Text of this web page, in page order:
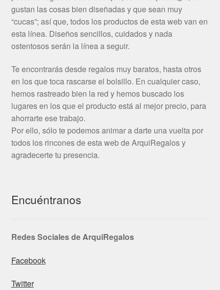
gustan las cosas bien diseñadas y que sean muy
“cucas”; así que, todos los productos de esta web van en
esta línea. Diseños sencillos, cuidados y nada
ostentosos serán la línea a seguir.
Te encontrarás desde regalos muy baratos, hasta otros
en los que toca rascarse el bolsillo. En cualquier caso,
hemos rastreado bien la red y hemos buscado los
lugares en los que el producto está al mejor precio, para
ahorrarte ese trabajo.
Por ello, sólo te podemos animar a darte una vuelta por
todos los rincones de esta web de ArquiRegalos y
agradecerte tu presencia.
Encuéntranos
Redes Sociales de ArquiRegalos
Facebook
Twitter